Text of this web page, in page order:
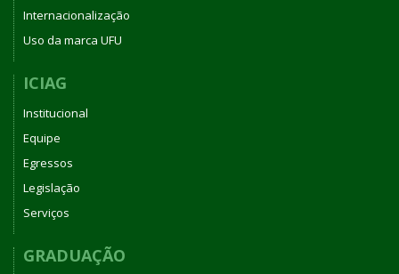
Internacionalização
Uso da marca UFU
ICIAG
Institucional
Equipe
Egressos
Legislação
Serviços
GRADUAÇÃO